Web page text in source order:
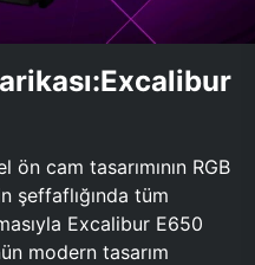
ön cam tasarımının RGB
şeffaflığında tüm
Excalibur E650
modern tasarım